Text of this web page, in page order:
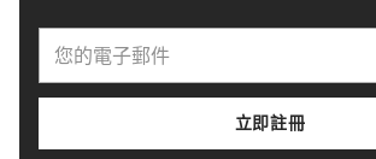
電
郵
立即註冊